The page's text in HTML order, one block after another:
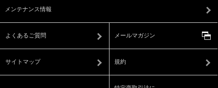
メンテナンス情報
よくあるご質問 メールマガジン
サイトマップ 規約